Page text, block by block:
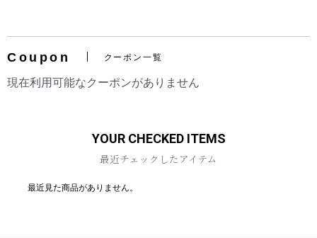
お買い物を続ける
Coupon クーポン一覧
現在利用可能なクーポンがありません
YOUR CHECKED ITEMS
最近チェックしたアイテム
最近見た商品がありません。